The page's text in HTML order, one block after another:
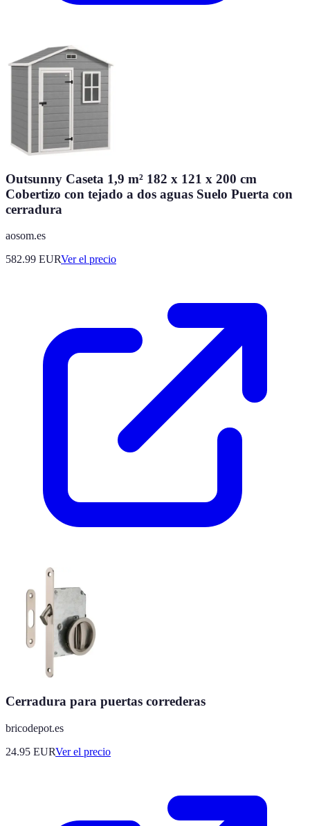
Outsunny Caseta 1,9 m² 182 x 121 x 200 cm
Cobertizo con tejado a dos aguas Suelo Puerta con
cerradura
aosom.es
582.99 EURVer el precio
Cerradura para puertas correderas
bricodepot.es
24.95 EURVer el precio